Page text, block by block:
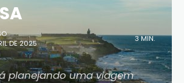
DE 2025
3 MIN.
planejando uma viagem